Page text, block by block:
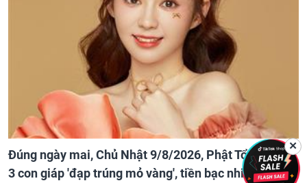
Đúng ngày mai, Chủ Nhật 9/8/2026, Phật Tổ che chở
3 con giáp 'đạp trúng mỏ vàng', tiền bạc nhiều như lá
✕